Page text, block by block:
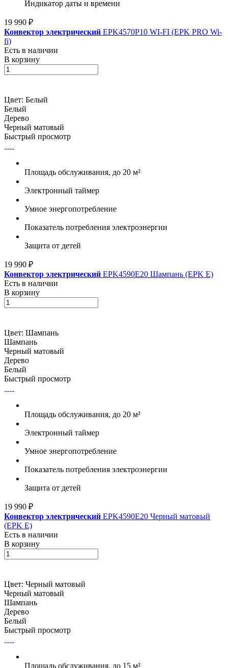
Индикатор даты и времени
19 990 ₽
Конвектор электрический EPK4570P10 WI-FI (EPK PRO Wi-
fi)
Есть в наличии
В корзину
Цвет: Белый
Белый
Дерево
Черный матовый
Быстрый просмотр
Площадь обслуживания, до 20 м²
Электронный таймер
Умное энергопотребление
Показатель потребления электроэнергии
Защита от детей
19 990 ₽
Конвектор электрический EPK4590E20 Шампань (EPK E)
Есть в наличии
В корзину
Цвет: Шампань
Шампань
Черный матовый
Дерево
Белый
Быстрый просмотр
Площадь обслуживания, до 20 м²
Электронный таймер
Умное энергопотребление
Показатель потребления электроэнергии
Защита от детей
19 990 ₽
Конвектор электрический EPK4590E20 Черный матовый
(EPK E)
Есть в наличии
В корзину
Цвет: Черный матовый
Черный матовый
Шампань
Дерево
Белый
Быстрый просмотр
Площадь обслуживания, до 15 м²